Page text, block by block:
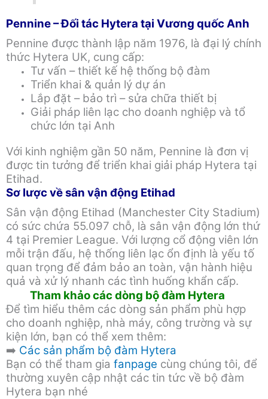
Pennine – Đối tác Hytera tại Vương quốc Anh
Pennine được thành lập năm 1976, là đại lý chính
thức Hytera UK, cung cấp:
Tư vấn – thiết kế hệ thống bộ đàm
Triển khai & quản lý dự án
Lắp đặt – bảo trì – sửa chữa thiết bị
Giải pháp liên lạc cho doanh nghiệp và tổ
chức lớn tại Anh
Với kinh nghiệm gần 50 năm, Pennine là đơn vị
được tin tưởng để triển khai giải pháp Hytera tại
Etihad.
Sơ lược về sân vận động Etihad
Sân vận động Etihad (Manchester City Stadium)
có sức chứa 55.097 chỗ, là sân vận động lớn thứ
4 tại Premier League. Với lượng cổ động viên lớn
mỗi trận đấu, hệ thống liên lạc ổn định là yếu tố
quan trọng để đảm bảo an toàn, vận hành hiệu
quả và xử lý nhanh các tình huống khẩn cấp.
Tham khảo các dòng bộ đàm Hytera
Để tìm hiểu thêm các dòng sản phẩm phù hợp
cho doanh nghiệp, nhà máy, công trường và sự
kiện lớn, bạn có thể xem thêm:
➡️ Các sản phẩm bộ đàm Hytera
Bạn có thể tham gia fanpage cùng chúng tôi, để
thường xuyên cập nhật các tin tức về bộ đàm
Hytera bạn nhé